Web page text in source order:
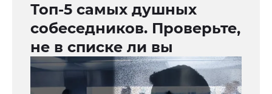
Топ-5 самых душных
собеседников. Проверьте,
не в списке ли вы